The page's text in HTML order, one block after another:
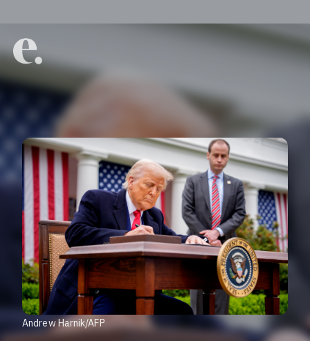
Andrew Harnik/AFP